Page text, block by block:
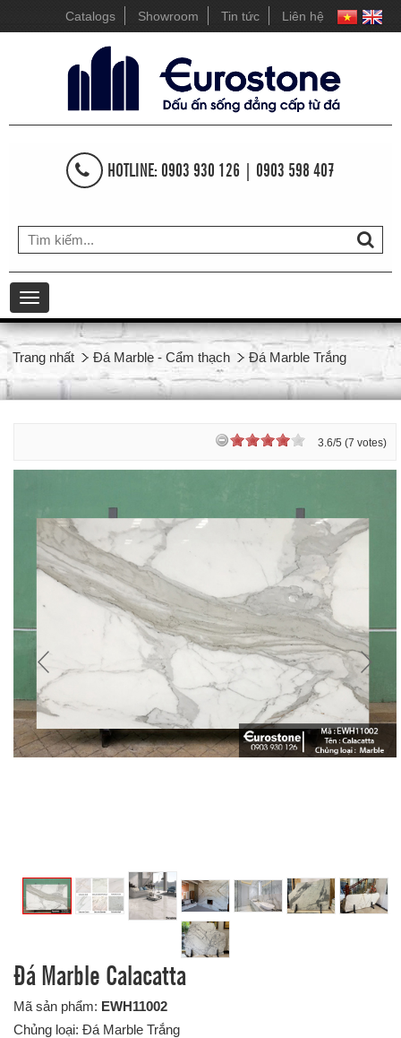
Catalogs Showroom Tin tức Liên hệ
HOTLINE: 0903 930 126 | 0903 598 407
Toggle
navigation
Trang nhất Đá Marble - Cẩm thạch Đá Marble Trắng
3.6/5 (7 votes)
Đá Marble Calacatta
Mã sản phẩm: EWH11002
Chủng loại: Đá Marble Trắng